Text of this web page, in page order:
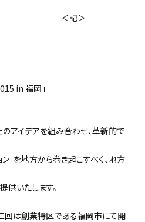
＞
in 福岡」
アイデアを組み合わせ、革新的で
」を地方から巻き起こすべく、地方
いたします。
は創業特区である福岡市にて開